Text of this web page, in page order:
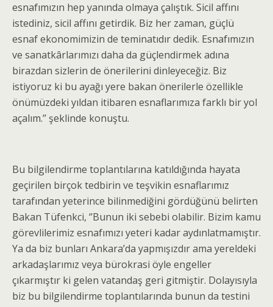
esnafımızın hep yanında olmaya çalıştık. Sicil affını
istediniz, sicil affını getirdik. Biz her zaman, güçlü
esnaf ekonomimizin de teminatıdır dedik. Esnafımızın
ve sanatkârlarımızı daha da güçlendirmek adına
birazdan sizlerin de önerilerini dinleyeceğiz. Biz
istiyoruz ki bu ayağı yere bakan önerilerle özellikle
önümüzdeki yıldan itibaren esnaflarımıza farklı bir yol
açalım.’’ şeklinde konuştu.
Bu bilgilendirme toplantılarına katıldığında hayata
geçirilen birçok tedbirin ve teşvikin esnaflarımız
tarafından yeterince bilinmediğini gördüğünü belirten
Bakan Tüfenkci, ‘’Bunun iki sebebi olabilir. Bizim kamu
görevlilerimiz esnafımızı yeteri kadar aydınlatmamıştır.
Ya da biz bunları Ankara’da yapmışızdır ama yereldeki
arkadaşlarımız veya bürokrasi öyle engeller
çıkarmıştır ki gelen vatandaş geri gitmiştir. Dolayısıyla
biz bu bilgilendirme toplantılarında bunun da testini